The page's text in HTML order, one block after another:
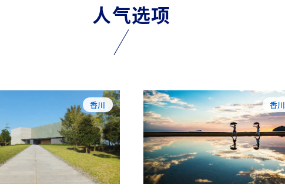
人气选项
香川 香川